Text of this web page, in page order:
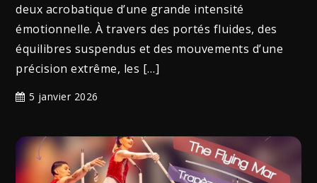
deux acrobatique d’une grande intensité
émotionnelle. À travers des portés fluides, des
équilibres suspendus et des mouvements d’une
précision extrême, les […]
5 janvier 2026